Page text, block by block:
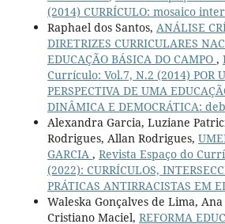
(2014) CURRÍCULO: mosaico
Raphael dos Santos, ANÁLISE
DIRETRIZES CURRICULARES
EDUCAÇÃO BÁSICA DO CAMPO ,
Currículo: Vol.7, N.2 (2014) POR
PERSPECTIVA DE UMA
DINÂMICA E DEMOCRÁTICA:
Alexandra Garcia, Luziane
Rodrigues, Allan Rodrigues,
GARCIA , Revista Espaço do
(2022): CURRÍCULOS,
PRÁTICAS ANTIRRACISTAS EM
Waleska Gonçalves de Lima,
Cristiano Maciel, REFORMA